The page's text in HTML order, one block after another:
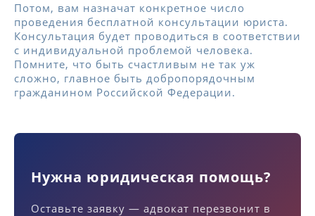
Потом, вам назначат конкретное число
проведения бесплатной консультации юриста.
Консультация будет проводиться в соответствии
с индивидуальной проблемой человека.
Помните, что быть счастливым не так уж
сложно, главное быть добропорядочным
гражданином Российской Федерации.
Нужна юридическая помощь?
Оставьте заявку — адвокат перезвонит в